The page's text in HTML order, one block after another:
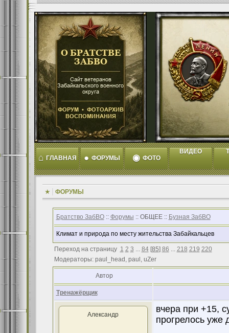
⌂ ГЛАВНАЯ ● ФОРУМЫ ◉ ФОТО
ВИДЕО
ФОРУМЫ
Братство ЗабВО:: Форумы :: ОБЩЕЕ :: Бузная ЗабВО
Климат и природа по месту жительства Забайкальцев
Переход на страницу 1 2 3 ... 84[85] 86 ... 218 219 220
Модераторы: paul_head, paul, uZer
Автор
Тренажёрщик
Александр
вчера при +15,
прогрелось уже